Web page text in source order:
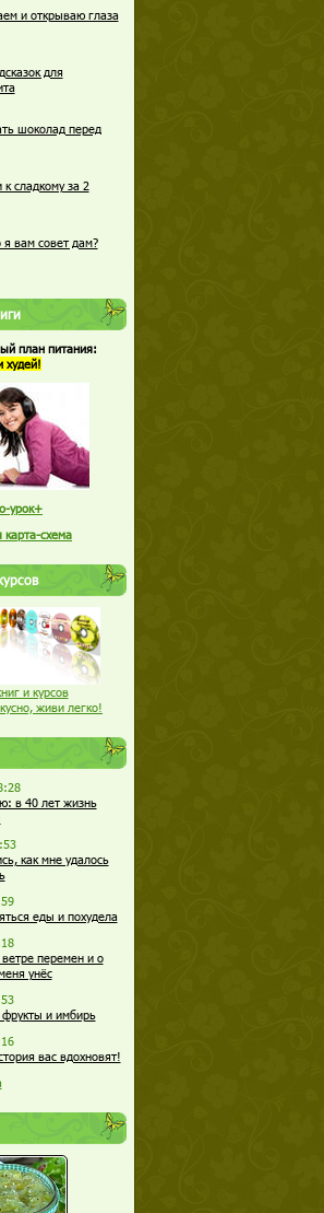
и открываю глаза
для
шоколад перед
к сладкому за 2
вам совет дам?
план питания:
худей!
урок+
карта-схема
и курсов
живи легко!
в 40 лет жизнь
как мне удалось
еды и похудела
перемен и о
унёс
и имбирь
вас вдохновят!